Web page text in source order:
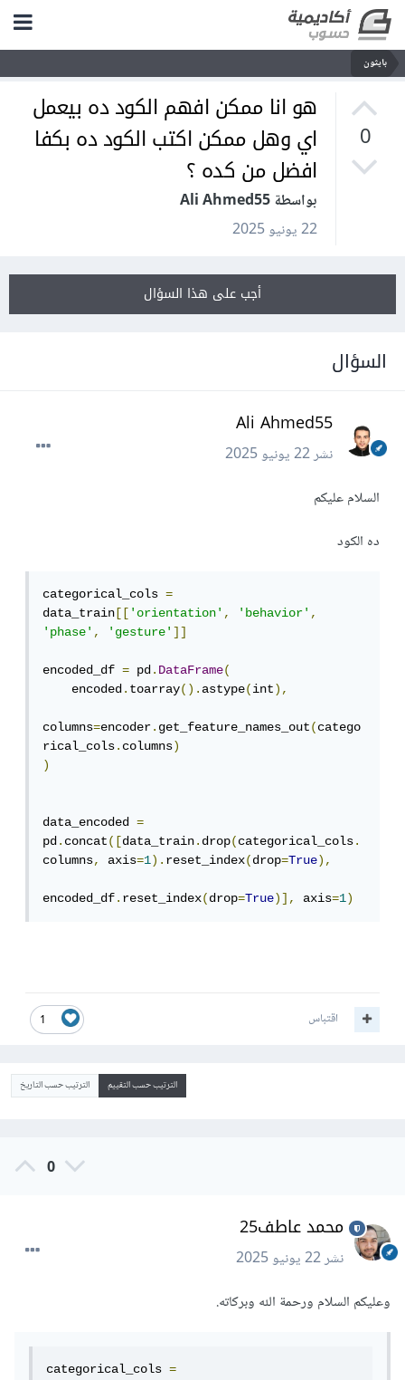
بايثون
0
هو انا ممكن افهم الكود ده بيعمل
اي وهل ممكن اكتب الكود ده بكفا
افضل من كده ؟
بواسطة Ali Ahmed55
22 يونيو 2025
أجب على هذا السؤال
السؤال
Ali Ahmed55
نشر22 يونيو 2025
السلام عليكم
ده الكود
categorical_cols =
data_train [['orientation', 'behavior',
'phase', 'gesture']]
encoded_df = pd.DataFrame(
    encoded
.toarray().astype(int),
columns=encoder.get_feature_names_out(catego
rical_cols.columns)
)
data_encoded =
pd.concat([data_train.drop(categorical_cols.
columns, axis=1).reset_index(drop=True),
encoded_df.reset_index(drop=True)], axis=1)
1 اقتباس
الترتيب حسب التقييم الترتيب حسب التاريخ
0
محمد عاطف25
نشر22 يونيو 2025
وعليكم السلام ورحمة الله وبركاته.
categorical_cols =